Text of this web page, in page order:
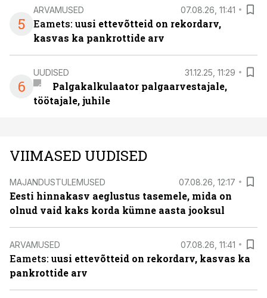
5
ARVAMUSED 07.08.26, 11:41
Eamets: uusi ettevõtteid on rekordarv,
kasvas ka pankrottide arv
6
UUDISED 31.12.25, 11:29
Palgakalkulaator palgaarvestajale,
töötajale, juhile
VIIMASED UUDISED
MAJANDUSTULEMUSED 07.08.26, 12:17
Eesti hinnakasv aeglustus tasemele, mida on
olnud vaid kaks korda kümne aasta jooksul
ARVAMUSED 07.08.26, 11:41
Eamets: uusi ettevõtteid on rekordarv, kasvas ka
pankrottide arv